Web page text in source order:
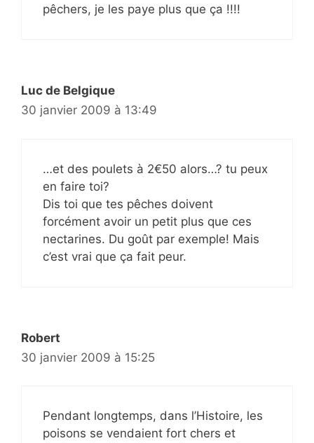
pêchers, je les paye plus que ça !!!!
Luc de Belgique
30 janvier 2009 à 13:49
…et des poulets à 2€50 alors…? tu peux
en faire toi?
Dis toi que tes pêches doivent
forcément avoir un petit plus que ces
nectarines. Du goût par exemple! Mais
c’est vrai que ça fait peur.
Robert
30 janvier 2009 à 15:25
Pendant longtemps, dans l’Histoire, les
poisons se vendaient fort chers et